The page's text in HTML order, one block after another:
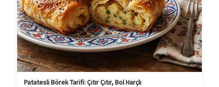
Patatesli Börek Tarifi: Çıtır Çıtır, Bol Harçlı